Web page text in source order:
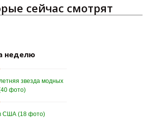
сейчас смотрят
неделю
звезда модных
фото)
США (18 фото)